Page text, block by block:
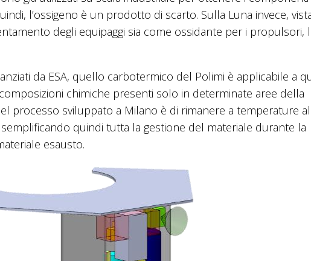
l’ossigeno è un prodotto di scarto. Sulla Luna invece,
degli equipaggi sia come ossidante per i propulsori,
da ESA, quello carbotermico del Polimi è applicabile a
chimiche presenti solo in determinate aree della
processo sviluppato a Milano è di rimanere a temperature
quindi tutta la gestione del materiale durante la
esausto.